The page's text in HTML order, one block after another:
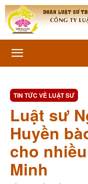
TIN TỨC VỀ LUẬT SƯ
Luật sư
Huyền
cho
Minh